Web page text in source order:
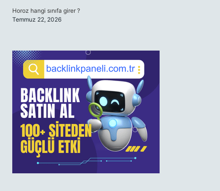
Horoz hangi sınıfa girer ?
Temmuz 22, 2026